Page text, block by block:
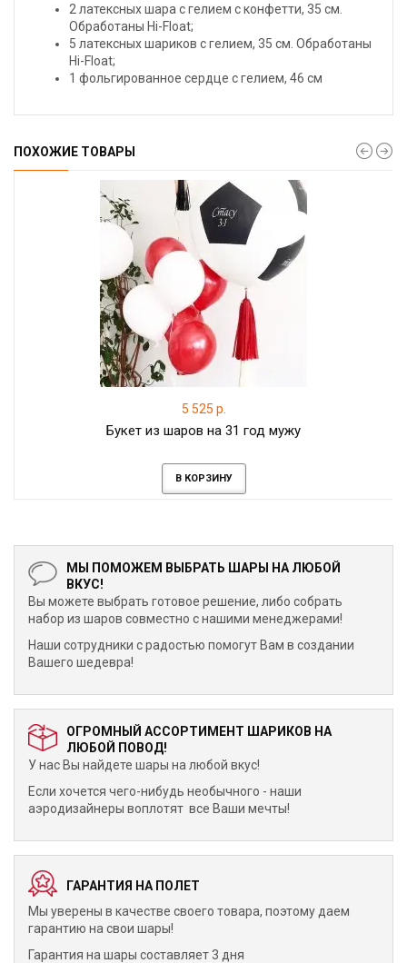
2 латексных шара с гелием с конфетти, 35 см.
Обработаны Hi-Float;
5 латексных шариков с гелием, 35 см. Обработаны
Hi-Float;
1 фольгированное сердце с гелием, 46 см
ПОХОЖИЕ ТОВАРЫ
5 525 р.
Букет из шаров на 31 год мужу
В КОРЗИНУ
МЫ ПОМОЖЕМ ВЫБРАТЬ ШАРЫ НА ЛЮБОЙ
ВКУС!
Вы можете выбрать готовое решение, либо собрать
набор из шаров совместно с нашими менеджерами!
Наши сотрудники с радостью помогут Вам в создании
Вашего шедевра!
ОГРОМНЫЙ АССОРТИМЕНТ ШАРИКОВ НА
ЛЮБОЙ ПОВОД!
У нас Вы найдете шары на любой вкус!
Если хочется чего-нибудь необычного - наши
аэродизайнеры воплотят все Ваши мечты!
ГАРАНТИЯ НА ПОЛЕТ
Мы уверены в качестве своего товара, поэтому даем
гарантию на свои шары!
Гарантия на шары составляет 3 дня